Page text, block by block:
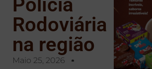
Polícia
Rodoviária
na região
Maio 25, 2026